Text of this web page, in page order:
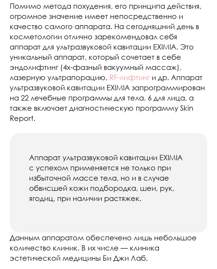
Помимо метода похудения, его принципа действия,
огромное значение имеет непосредственно и
качество самого аппарата. На сегодняшний день в
косметологии отлично зарекомендовал себя
аппарат для ультразвуковой кавитации EXIMIA. Это
уникальный аппарат, который сочетает в себе
эндолифтинг (4х-фазный вакуумный массаж),
лазерную ультрапорацию, RF-лифтинг и др. Аппарат
ультразвуковой кавитации EXIMIA запрограммирован
на 22 лечебные программы для тела, 6 для лица, а
также включает диагностическую программу Skin
Report.
Аппарат ультразвуковой кавитации EXIMIA
с успехом применяется не только при
избыточной массе тела, но и в случае
обвисшей кожи подбородка, шеи, рук,
ягодиц, при наличии растяжек.
Данным аппаратом обеспечено лишь небольшое
количество клиник. В их числе — клиника
эстетической медицины Би Джи Лаб.